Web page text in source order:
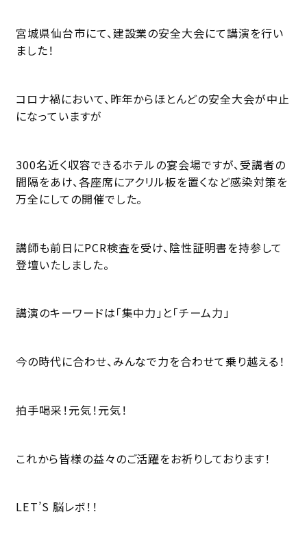
宮城県仙台市にて、建設業の安全大会にて講演を行い
ました！
コロナ禍において、昨年からほとんどの安全大会が中止
になっていますが
300名近く収容できるホテルの宴会場ですが、受講者の
間隔をあけ、各座席にアクリル板を置くなど感染対策を
万全にしての開催でした。
講師も前日にPCR検査を受け、陰性証明書を持参して
登壇いたしました。
講演のキーワードは「集中力」と「チーム力」
今の時代に合わせ、みんなで力を合わせて乗り越える！
拍手喝采！元気！元気！
これから皆様の益々のご活躍をお祈りしております！
LET’S 脳レボ！！